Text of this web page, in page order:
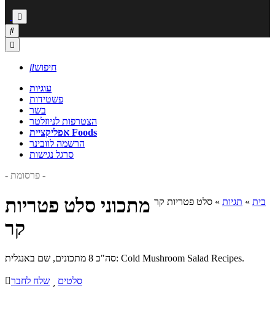



חיפוש
עוגיות
פשטידות
בשר
הצטרפות לניוזלטר
אפליקציית Foods
הרשמה לוובינר
סרגל נגישות
- פרסומת -
בית » תגיות » סלט פטריות קר מתכוני סלט פטריות
קר
סה"כ 8 מתכונים, שם באנגלית: Cold Mushroom Salad Recipes.
שלח לחבר סלטים